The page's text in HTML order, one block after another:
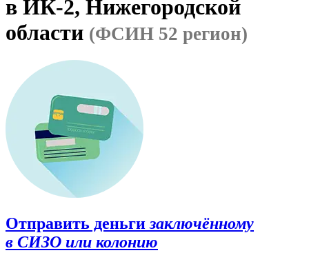
в ИК-2, Нижегородской
области (ФСИН 52 регион)
Отправить деньги заключённому
в СИЗО или колонию